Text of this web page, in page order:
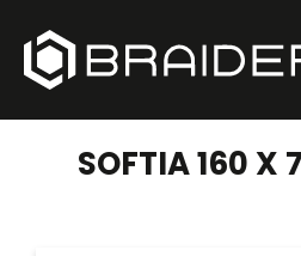
SOFTIA 160 X